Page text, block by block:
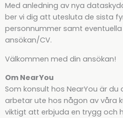
Med anledning av nya
ber vi dig att utesluta de sista
personnummer samt
ansökan/CV.
Välkommen med din ansökan!
Om NearYou
Som konsult hos NearYou är
arbetar ute hos någon av våra
viktigt att erbjuda en trygg och